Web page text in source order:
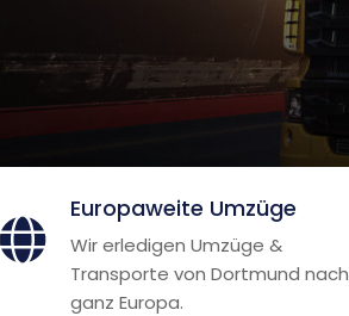
Europaweite Umzüge
Wir erledigen Umzüge &
Transporte von Dortmund nach
ganz Europa.